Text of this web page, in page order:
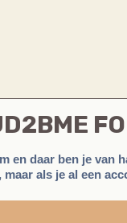
en daar ben je van
als je al een